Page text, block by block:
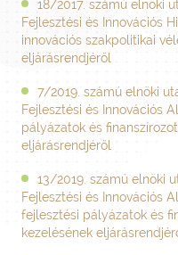
18/2017. számú elnöki
Fejlesztési és Innovációs
innovációs szakpolitikai
eljárásrendjéről
7/2019. számú elnöki
Fejlesztési és Innovációs
pályázatok és
eljárásrendjéről
13/2019. számú elnöki
Fejlesztési és Innovációs
fejlesztési pályázatok és
kezelésének